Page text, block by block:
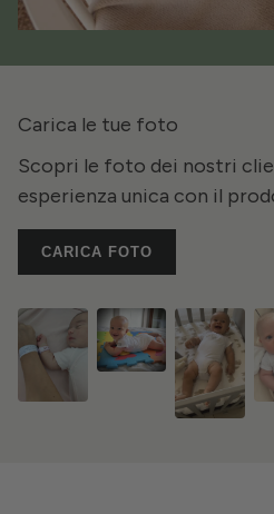
Carica le tue foto
Scopri le foto dei nostri
esperienza unica con il
CARICA FOTO